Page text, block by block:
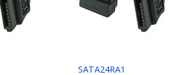
SATA24RA1